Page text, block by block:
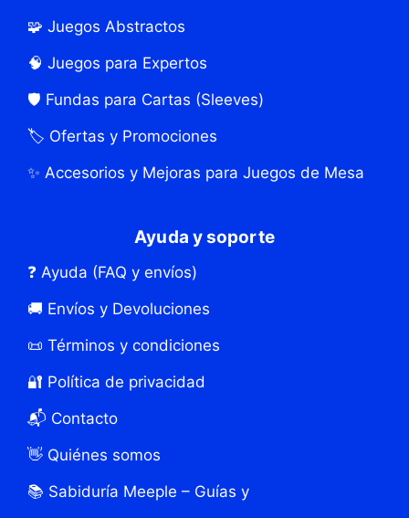
🧩 Juegos Abstractos
🧠 Juegos para Expertos
🛡️ Fundas para Cartas (Sleeves)
🏷️ Ofertas y Promociones
✨ Accesorios y Mejoras para Juegos de Mesa
Ayuda y soporte
❓ Ayuda (FAQ y envíos)
🚚 Envíos y Devoluciones
📜 Términos y condiciones
🔐 Política de privacidad
📬 Contacto
👋 Quiénes somos
📚 Sabiduría Meeple – Guías y